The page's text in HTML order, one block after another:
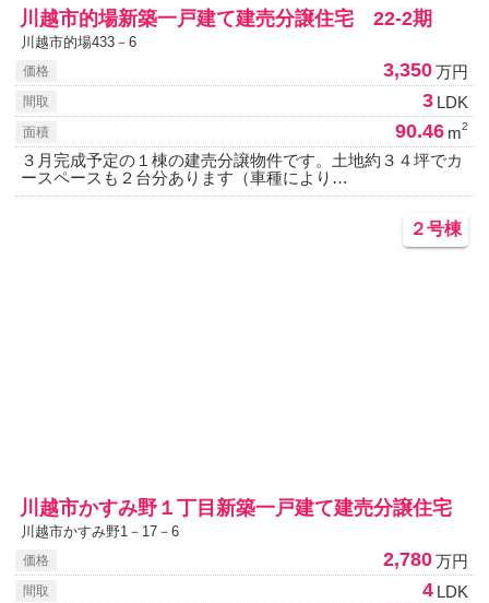
川越市的場新築一戸建て建売分譲住宅 22-2期
川越市的場433－6
価格 3,350 万円
間取 3 LDK
面積 90.46 m2
３月完成予定の１棟の建売分譲物件です。土地約３４坪でカ
ースペースも２台分あります（車種により…
２号棟
川越市かすみ野１丁目新築一戸建て建売分譲住宅
川越市かすみ野1－17－6
価格 2,780 万円
間取 4 LDK